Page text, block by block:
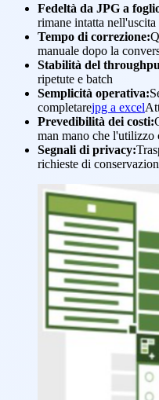
Fedeltà da JPG a
rimane intatta
Tempo di correzione:
manuale dopo la
Stabilità del
ripetute e batch
Semplicità operativa:
completarejpg a excel
Prevedibilità dei costi:
man mano che l'utilizzo
Segnali di privacy:
richieste di